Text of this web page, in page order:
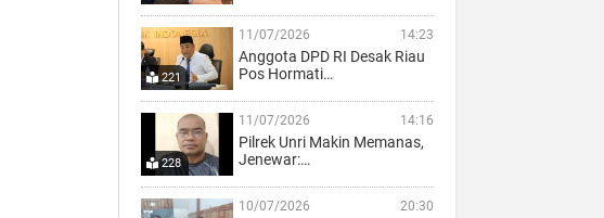
221
11/07/2026 14:23
Anggota DPD RI Desak Riau
Pos Hormati…
228
11/07/2026 14:16
Pilrek Unri Makin Memanas,
Jenewar:…
10/07/2026 20:30